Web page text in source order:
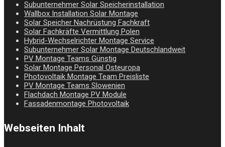
Subunternehmer Solar Speicherinstallation
Wallbox Installation Solar Montage
Solar Speicher Nachrüstung Fachkraft
Solar Fachkräfte Vermittlung Polen
Hybrid-Wechselrichter Montage Service
Subunternehmer Solar Montage Deutschlandweit
PV Montage Teams Günstig
Solar Montage Personal Osteuropa
Photovoltaik Montage Team Preisliste
PV Montage Teams Slowenien
Flachdach Montage PV Module
Fassadenmontage Photovoltaik
Webseiten Inhalt